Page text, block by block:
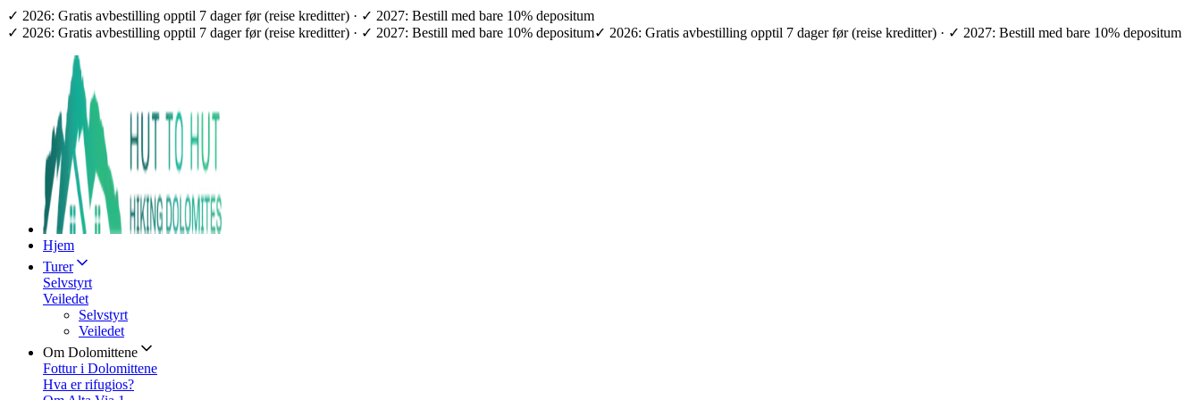
✓ 2026: Gratis avbestilling opptil 7 dager før (reise kreditter) · ✓ 2027: Bestill med bare 10% depositum
✓ 2026: Gratis avbestilling opptil 7 dager før (reise kreditter) · ✓ 2027: Bestill med bare 10% depositum✓ 2026: Gratis avbestilling opptil 7 dager før (reise kreditter) · ✓ 2027: Bestill med bare 10% depositum
Hjem
Turer
Selvstyrt
Veiledet
Selvstyrt
Veiledet
Om Dolomittene
Fottur i Dolomittene
Hva er rifugios?